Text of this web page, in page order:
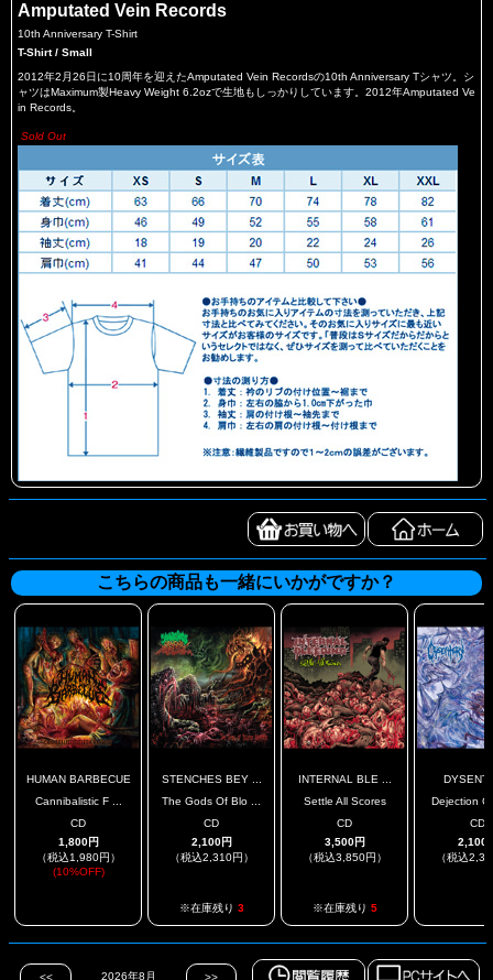
Amputated Vein Records
10th Anniversary T-Shirt
T-Shirt / Small
2012年2月26日に10周年を迎えたAmputated Vein Recordsの10th Anniversary Tシャツ。シ
ャツはMaximum製Heavy Weight 6.2ozで生地もしっかりしています。2012年Amputated Ve
in Records。
Sold Out
こちらの商品も一緒にいかがですか？
HUMAN BARBECUE
Cannibalistic F ...
CD
1,800円
（税込1,980円）
(10%OFF)
STENCHES BEY ...
The Gods Of Blo ...
CD
2,100円
（税込2,310円）
※在庫残り 3
INTERNAL BLE ...
Settle All Scores
CD
3,500円
（税込3,850円）
※在庫残り 5
Dejection
CD
2,100
（税込